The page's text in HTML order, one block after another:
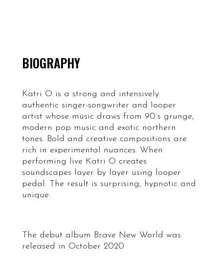
BIOGRAPHY
Katri O is a strong and intensively
authentic singer-songwriter and looper
artist whose music draws from 90´s grunge,
modern pop music and exotic northern
tones. Bold and creative compositions are
rich in experimental nuances. When
performing live Katri O creates
soundscapes layer by layer using looper
pedal. The result is surprising, hypnotic and
unique.
The debut album Brave New World was
released in October 2020